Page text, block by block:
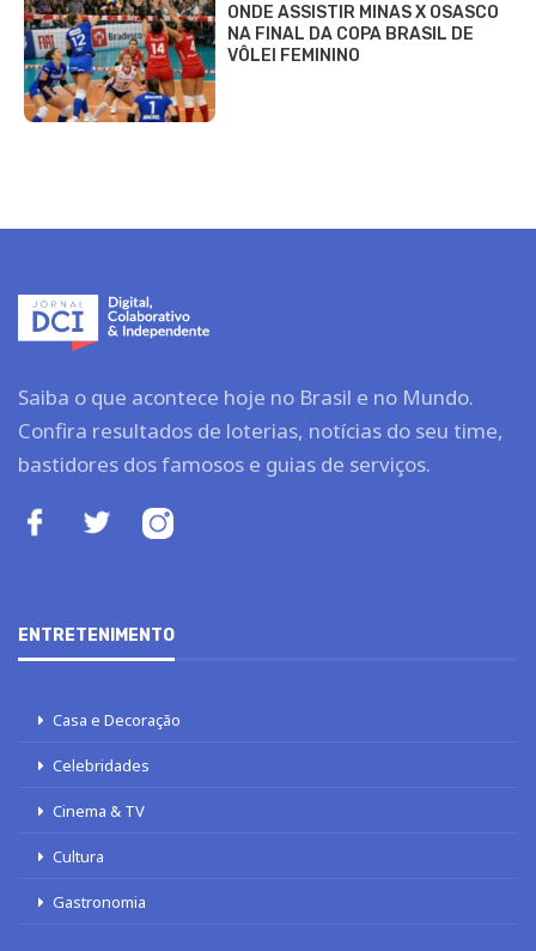
ONDE ASSISTIR MINAS X OSASCO
NA FINAL DA COPA BRASIL DE
VÔLEI FEMININO
Saiba o que acontece hoje no Brasil e no Mundo.
Confira resultados de loterias, notícias do seu time,
bastidores dos famosos e guias de serviços.
ENTRETENIMENTO
Casa e Decoração
Celebridades
Cinema & TV
Cultura
Gastronomia